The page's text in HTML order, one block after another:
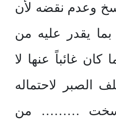
وعدم نقضه لأن
بما يقدر عليه من
كان غائباً عنها لا
الصبر لاحتماله
فسخت ……… من